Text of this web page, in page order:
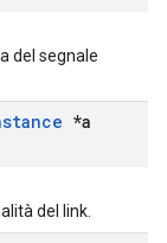
del segnale
*a
del link.